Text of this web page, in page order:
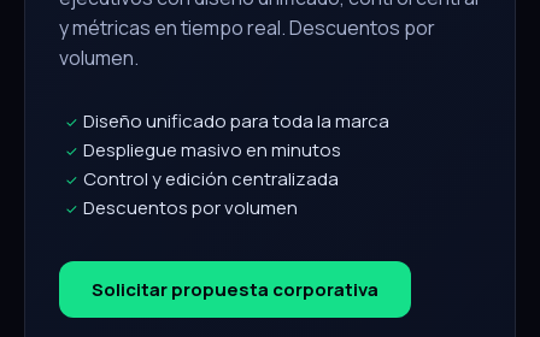
y métricas en tiempo real. Descuentos por
volumen.
✓ Diseño unificado para toda la marca
✓ Despliegue masivo en minutos
✓ Control y edición centralizada
✓ Descuentos por volumen
Solicitar propuesta corporativa